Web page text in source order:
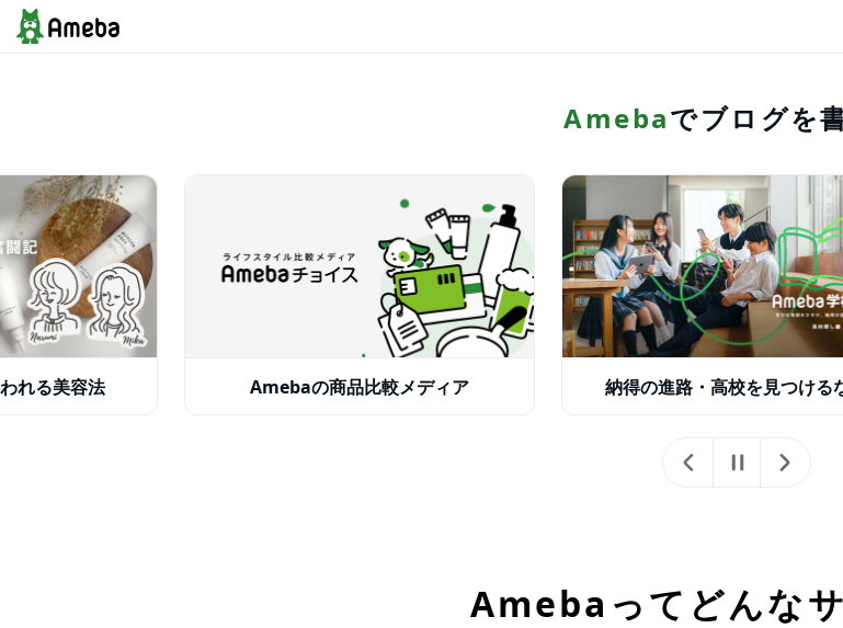
ロ）
Ameba
で
無
料
ブ
を
始
め
う
Amebaでブログを
注
目
の
情
報・
ン
れる美容法 Amebaの商品比較メディア 納得の進路・高校を見つける
Amebaってどんな